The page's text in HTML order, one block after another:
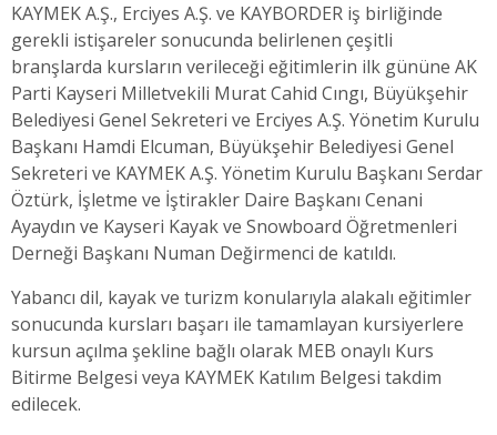
KAYMEK A.Ş., Erciyes A.Ş. ve KAYBORDER iş birliğinde
gerekli istişareler sonucunda belirlenen çeşitli
branşlarda kursların verileceği eğitimlerin ilk gününe AK
Parti Kayseri Milletvekili Murat Cahid Cıngı, Büyükşehir
Belediyesi Genel Sekreteri ve Erciyes A.Ş. Yönetim Kurulu
Başkanı Hamdi Elcuman, Büyükşehir Belediyesi Genel
Sekreteri ve KAYMEK A.Ş. Yönetim Kurulu Başkanı Serdar
Öztürk, İşletme ve İştirakler Daire Başkanı Cenani
Ayaydın ve Kayseri Kayak ve Snowboard Öğretmenleri
Derneği Başkanı Numan Değirmenci de katıldı.
Yabancı dil, kayak ve turizm konularıyla alakalı eğitimler
sonucunda kursları başarı ile tamamlayan kursiyerlere
kursun açılma şekline bağlı olarak MEB onaylı Kurs
Bitirme Belgesi veya KAYMEK Katılım Belgesi takdim
edilecek.